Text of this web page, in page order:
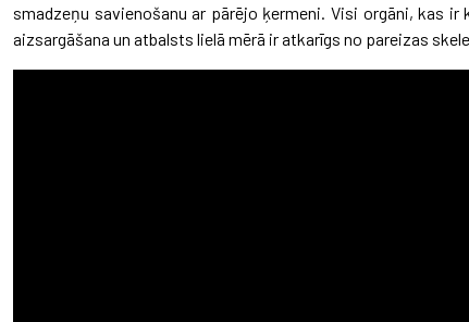
smadzeņu savienošanu ar pārējo ķermeni. Visi orgāni, kas
aizsargāšana un atbalsts lielā mērā ir atkarīgs no pareizas